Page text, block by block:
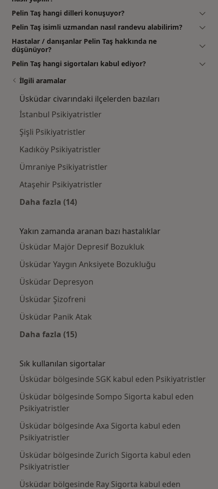
Pelin Taş hangi dilleri konuşuyor?
Pelin Taş isimli uzmandan nasıl randevu alabilirim?
Hastalar / danışanlar Pelin Taş hakkında ne
düşünüyor?
Pelin Taş hangi sigortaları kabul ediyor?
İlgili aramalar
Üsküdar civarındaki ilçelerden bazıları
İstanbul Psikiyatristler
Şişli Psikiyatristler
Kadıköy Psikiyatristler
Ümraniye Psikiyatristler
Ataşehir Psikiyatristler
Daha fazla (14)
Yakın zamanda aranan bazı hastalıklar
Üsküdar Majör Depresif Bozukluk
Üsküdar Yaygın Anksiyete Bozukluğu
Üsküdar Depresyon
Üsküdar Şizofreni
Üsküdar Panik Atak
Daha fazla (15)
Sık kullanılan sigortalar
Üsküdar bölgesinde SGK kabul eden Psikiyatristler
Üsküdar bölgesinde Sompo Sigorta kabul eden
Psikiyatristler
Üsküdar bölgesinde Axa Sigorta kabul eden
Psikiyatristler
Üsküdar bölgesinde Zurich Sigorta kabul eden
Psikiyatristler
Üsküdar bölgesinde Ray Sigorta kabul eden